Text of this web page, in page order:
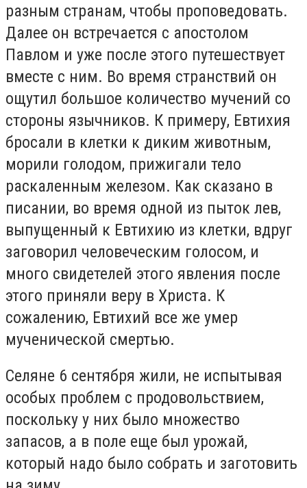
разным странам, чтобы проповедовать.
Далее он встречается с апостолом
Павлом и уже после этого путешествует
вместе с ним. Во время странствий он
ощутил большое количество мучений со
стороны язычников. К примеру, Евтихия
бросали в клетки к диким животным,
морили голодом, прижигали тело
раскаленным железом. Как сказано в
писании, во время одной из пыток лев,
выпущенный к Евтихию из клетки, вдруг
заговорил человеческим голосом, и
много свидетелей этого явления после
этого приняли веру в Христа. К
сожалению, Евтихий все же умер
мученической смертью.
Селяне 6 сентября жили, не испытывая
особых проблем с продовольствием,
поскольку у них было множество
запасов, а в поле еще был урожай,
который надо было собрать и заготовить